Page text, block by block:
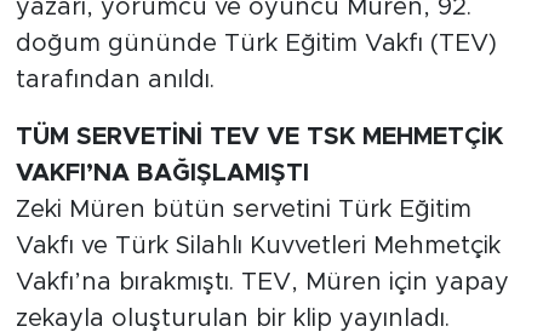
yazarı, yorumcu ve oyuncu Müren, 92.
doğum gününde Türk Eğitim Vakfı (TEV)
tarafından anıldı.
TÜM SERVETİNİ TEV VE TSK MEHMETÇİK
VAKFI’NA BAĞIŞLAMIŞTI
Zeki Müren bütün servetini Türk Eğitim
Vakfı ve Türk Silahlı Kuvvetleri Mehmetçik
Vakfı’na bırakmıştı. TEV, Müren için yapay
zekayla oluşturulan bir klip yayınladı.